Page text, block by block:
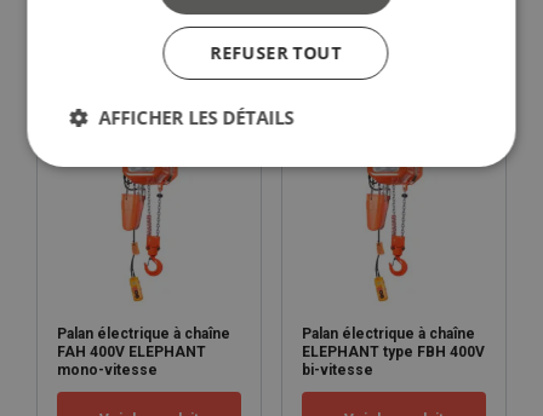
Voir le produit Voir le produit
Palan électrique à chaîne
FAH 400V ELEPHANT
mono-vitesse
Palan électrique à chaîne
ELEPHANT type FBH 400V
bi-vitesse
REFUSER TOUT
AFFICHER LES DÉTAILS